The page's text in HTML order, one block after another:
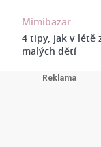
Mimibazar
4 tipy, jak v létě
malých dětí